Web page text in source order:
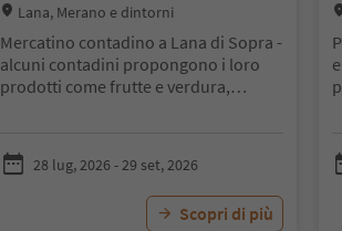
Location:
Lana, Merano e dintorni
Mercatino contadino a Lana di Sopra -
alcuni contadini propongono i loro
prodotti come frutte e verdura,
28 lug, 2026 - 29 set, 2026
Scopri di più